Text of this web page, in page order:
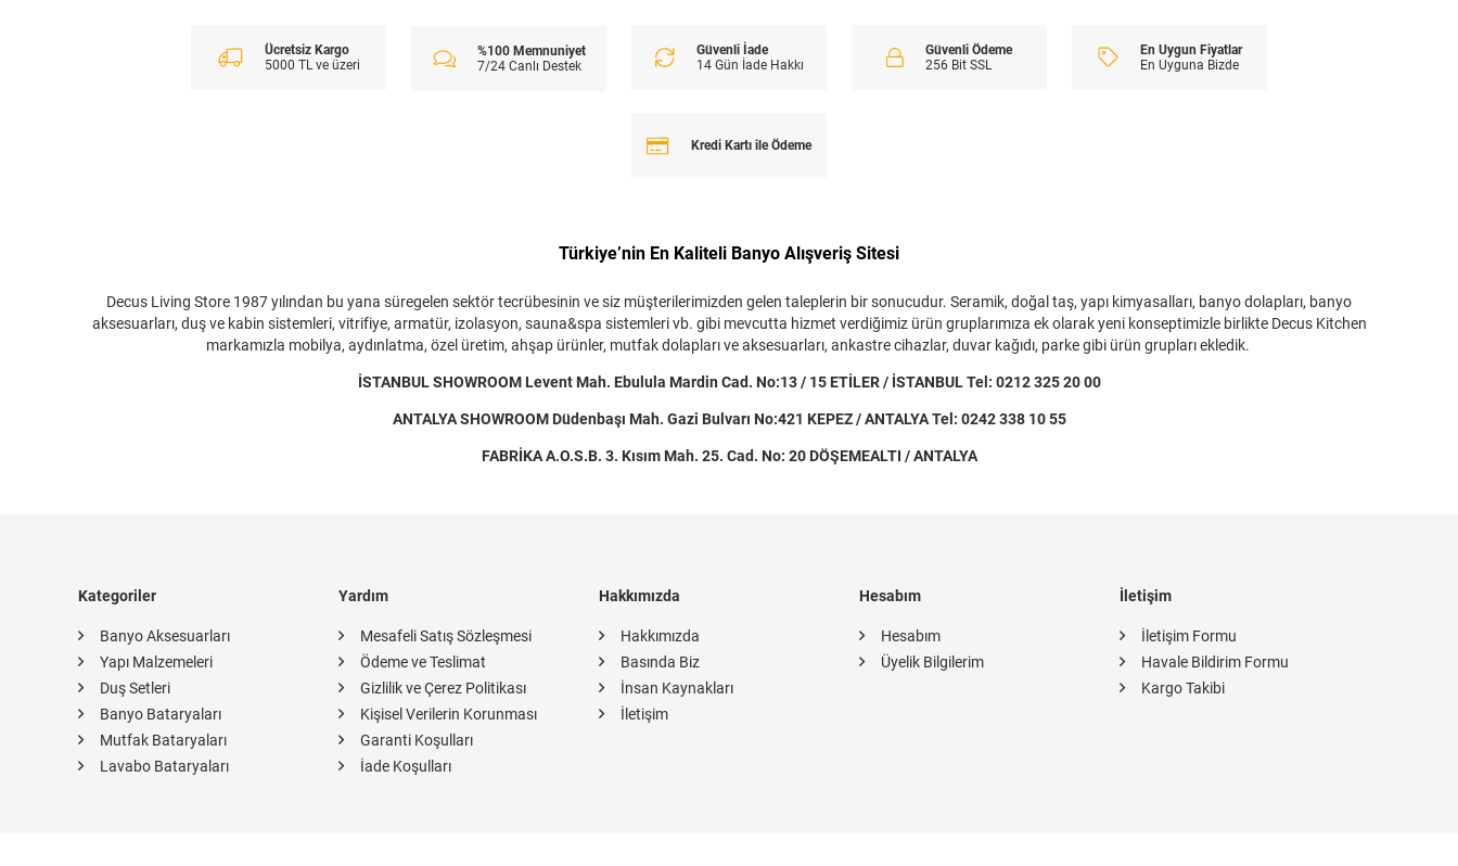
Ücretsiz Kargo
5000 TL ve üzeri
%100 Memnuniyet
7/24 Canlı Destek
Güvenli İade
14 Gün İade Hakkı
Güvenli Ödeme
256 Bit SSL
En Uygun Fiyatlar
En Uyguna Bizde
Kredi Kartı ile Ödeme
Türkiye’nin En Kaliteli Banyo Alışveriş Sitesi
Decus Living Store 1987 yılından bu yana süregelen sektör tecrübesinin ve siz müşterilerimizden gelen taleplerin bir sonucudur. Seramik, doğal taş, yapı kimyasalları, banyo dolapları, banyo
aksesuarları, duş ve kabin sistemleri, vitrifiye, armatür, izolasyon, sauna&spa sistemleri vb. gibi mevcutta hizmet verdiğimiz ürün gruplarımıza ek olarak yeni konseptimizle birlikte Decus Kitchen
markamızla mobilya, aydınlatma, özel üretim, ahşap ürünler, mutfak dolapları ve aksesuarları, ankastre cihazlar, duvar kağıdı, parke gibi ürün grupları ekledik.
İSTANBUL SHOWROOM Levent Mah. Ebulula Mardin Cad. No:13 / 15 ETİLER / İSTANBUL Tel: 0212 325 20 00
ANTALYA SHOWROOM Düdenbaşı Mah. Gazi Bulvarı No:421 KEPEZ / ANTALYA Tel: 0242 338 10 55
FABRİKA A.O.S.B. 3. Kısım Mah. 25. Cad. No: 20 DÖŞEMEALTI / ANTALYA
Kategoriler
Banyo Aksesuarları
Yapı Malzemeleri
Duş Setleri
Banyo Bataryaları
Mutfak Bataryaları
Lavabo Bataryaları
Yardım
Mesafeli Satış Sözleşmesi
Ödeme ve Teslimat
Gizlilik ve Çerez Politikası
Kişisel Verilerin Korunması
Garanti Koşulları
İade Koşulları
Hakkımızda
Hakkımızda
Basında Biz
İnsan Kaynakları
İletişim
Hesabım
Hesabım
Üyelik Bilgilerim
İletişim
İletişim Formu
Havale Bildirim Formu
Kargo Takibi